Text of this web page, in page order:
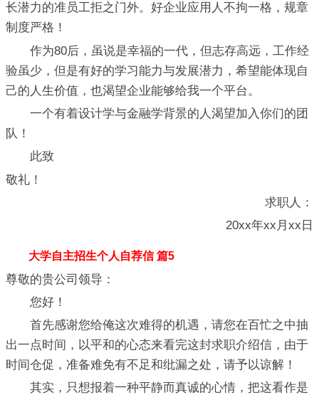
长潜力的准员工拒之门外。好企业应用人不拘一格，规章
制度严格！
作为80后，虽说是幸福的一代，但志存高远，工作经
验虽少，但是有好的学习能力与发展潜力，希望能体现自
己的人生价值，也渴望企业能够给我一个平台。
一个有着设计学与金融学背景的人渴望加入你们的团
队！
此致
敬礼！
求职人：
20xx年xx月xx日
大学自主招生个人自荐信 篇5
尊敬的贵公司领导：
您好！
首先感谢您给俺这次难得的机遇，请您在百忙之中抽
出一点时间，以平和的心态来看完这封求职介绍信，由于
时间仓促，准备难免有不足和纰漏之处，请予以谅解！
其实，只想报着一种平静而真诚的心情，把这看作是